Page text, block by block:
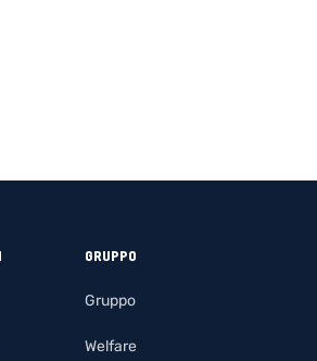
GRUPPO
Gruppo
Welfare